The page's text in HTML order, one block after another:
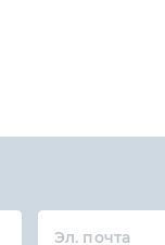
Эл. почта